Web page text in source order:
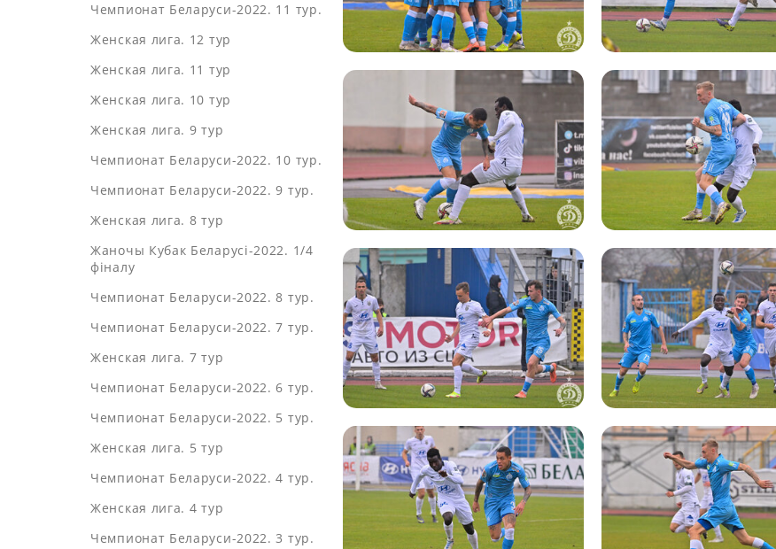
Чемпионат Беларуси-2022. 11 тур.
Женская лига. 12 тур
Женская лига. 11 тур
Женская лига. 10 тур
Женская лига. 9 тур
Чемпионат Беларуси-2022. 10 тур.
Чемпионат Беларуси-2022. 9 тур.
Женская лига. 8 тур
Жаночы Кубак Беларусі-2022. 1/4
фіналу
Чемпионат Беларуси-2022. 8 тур.
Чемпионат Беларуси-2022. 7 тур.
Женская лига. 7 тур
Чемпионат Беларуси-2022. 6 тур.
Чемпионат Беларуси-2022. 5 тур.
Женская лига. 5 тур
Чемпионат Беларуси-2022. 4 тур.
Женская лига. 4 тур
Чемпионат Беларуси-2022. 3 тур.